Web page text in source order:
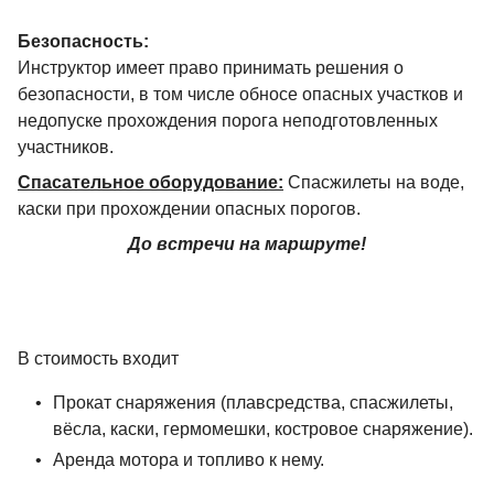
Безопасность:
Инструктор имеет право принимать решения о
безопасности, в том числе обносе опасных участков и
недопуске прохождения порога неподготовленных
участников.
Спасательное оборудование: Спасжилеты на воде,
каски при прохождении опасных порогов.
До встречи на маршруте!
В стоимость входит
Прокат снаряжения (плавсредства, спасжилеты,
вёсла, каски, гермомешки, костровое снаряжение).
Аренда мотора и топливо к нему.